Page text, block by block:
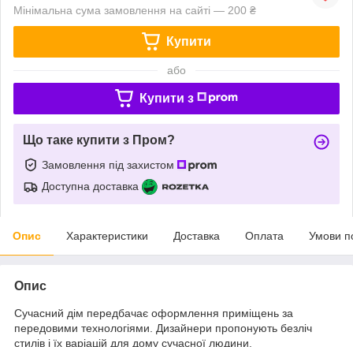
Мінімальна сума замовлення на сайті — 200 ₴
Купити
або
Купити з
Що таке купити з Пром?
Замовлення під захистом
Доступна доставка
Опис Характеристики Доставка Оплата Умови
Опис
Сучасний дім передбачає оформлення приміщень за
передовими технологіями. Дизайнери пропонують безліч
стилів і їх варіацій для дому сучасної людини.